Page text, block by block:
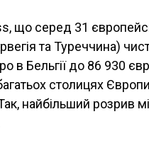
що серед 31
та Туреччина)
в Бельгії до 86 930
столицях Європи
найбільший розрив